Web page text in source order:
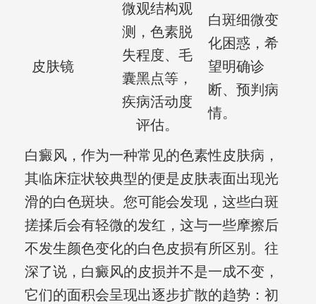
皮肤镜
微观结构观
测，色素脱
失程度、毛
囊黑点等，
疾病活动度
评估。
白斑细微变
化困惑，希
望明确诊
断、预判病
情。
白癜风，作为一种常见的色素性皮肤病，
其临床症状较典型的便是皮肤表面出现光
滑的白色斑块。您可能会发现，这些白斑
搓揉后会有轻微的发红，这与一些摩擦后
不发生颜色变化的白色皮损有所区别。往
深了说，白癜风的皮损并不是一成不变，
它们的面积会呈现出逐步扩散的趋势：初